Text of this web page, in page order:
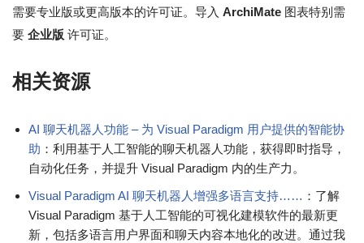
需要专业版或更高版本的许可证。导入 ArchiMate 图表特别需
要 企业版 许可证。
相关资源
AI 聊天机器人功能 – 为 Visual Paradigm 用户提供的智能协
助 ：利用基于人工智能的聊天机器人功能，获得即时指导，
自动化任务，并提升 Visual Paradigm 内的生产力。
Visual Paradigm AI 聊天机器人增强多语言支持…… ：了解
Visual Paradigm 基于人工智能的可视化建模软件的最新更
新，包括多语言用户界面和聊天内容本地化的改进。通过我